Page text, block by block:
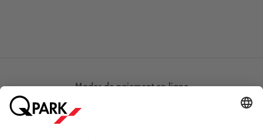
Modes de paiement en ligne